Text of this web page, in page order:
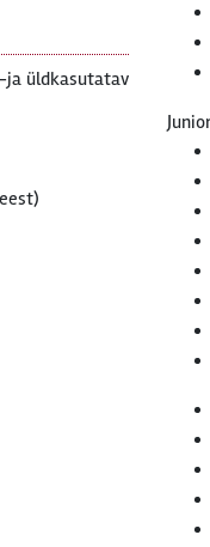
ja üldkasutatav